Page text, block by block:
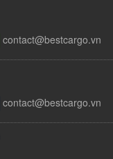
contact@bestcargo.vn
contact@bestcargo.vn